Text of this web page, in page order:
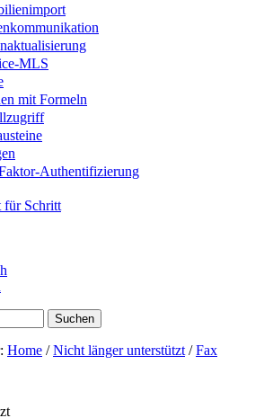
MLS
mit Formeln
Authentifizierung
für Schritt
Home /Nicht länger unterstützt /Fax